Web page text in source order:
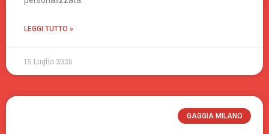
LEGGI TUTTO »
15 Luglio 2026
GAGGIA MILANO